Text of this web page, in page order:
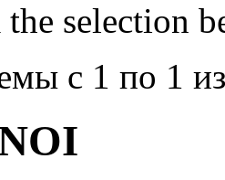
selection
с 1 по 1